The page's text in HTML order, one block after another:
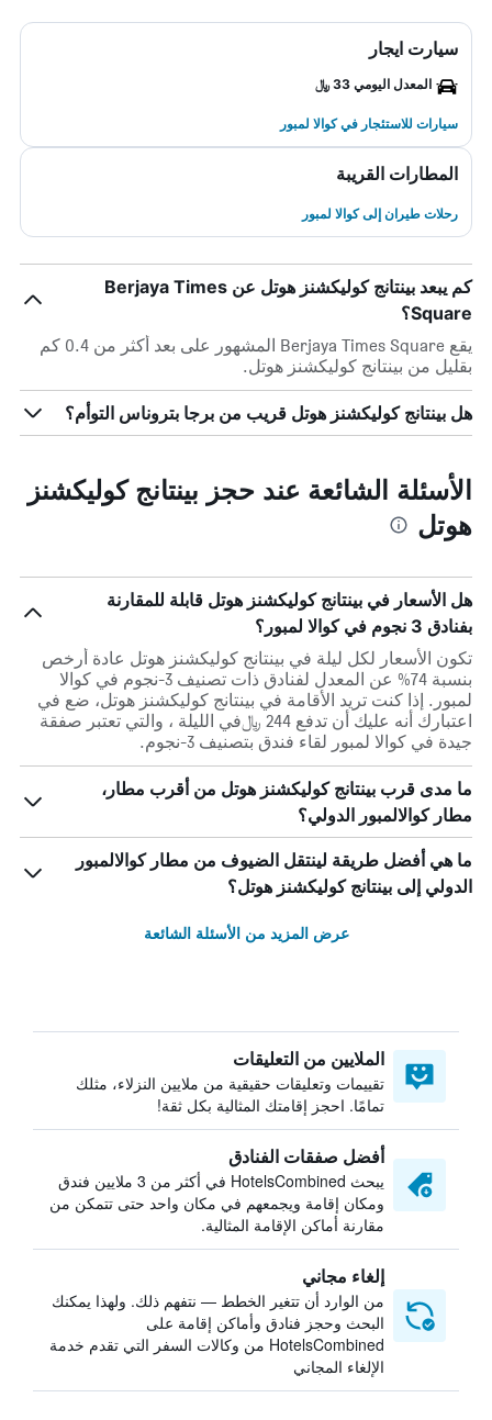
سيارت ايجار
المعدل اليومي 33 ﷼
سيارات للاستئجار في كوالا لمبور
المطارات القريبة
رحلات طيران إلى كوالا لمبور
كم يبعد بينتانج كوليكشنز هوتل عن Berjaya Times
Square؟
يقع Berjaya Times Square المشهور على بعد أكثر من 0.4 كم
بقليل من بينتانج كوليكشنز هوتل.
هل بينتانج كوليكشنز هوتل قريب من برجا بتروناس التوأم؟
الأسئلة الشائعة عند حجز بينتانج كوليكشنز
هوتل
هل الأسعار في بينتانج كوليكشنز هوتل قابلة للمقارنة
بفنادق 3 نجوم في كوالا لمبور؟
تكون الأسعار لكل ليلة في بينتانج كوليكشنز هوتل عادة أرخص
بنسبة 74% عن المعدل لفنادق ذات تصنيف 3-نجوم في كوالا
لمبور. إذا كنت تريد الأقامة في بينتانج كوليكشنز هوتل، ضع في
اعتبارك أنه عليك أن تدفع 244 ﷼في الليلة ، والتي تعتبر صفقة
جيدة في كوالا لمبور لقاء فندق بتصنيف 3-نجوم.
ما مدى قرب بينتانج كوليكشنز هوتل من أقرب مطار،
مطار كوالالمبور الدولي؟
ما هي أفضل طريقة لينتقل الضيوف من مطار كوالالمبور
الدولي إلى بينتانج كوليكشنز هوتل؟
عرض المزيد من الأسئلة الشائعة
الملايين من التعليقات
تقييمات وتعليقات حقيقية من ملايين النزلاء، مثلك
تمامًا. احجز إقامتك المثالية بكل ثقة!
أفضل صفقات الفنادق
يبحث HotelsCombined في أكثر من 3 ملايين فندق
ومكان إقامة ويجمعهم في مكان واحد حتى تتمكن من
مقارنة أماكن الإقامة المثالية.
إلغاء مجاني
من الوارد أن تتغير الخطط — نتفهم ذلك. ولهذا يمكنك
البحث وحجز فنادق وأماكن إقامة على
HotelsCombined من وكالات السفر التي تقدم خدمة
الإلغاء المجاني